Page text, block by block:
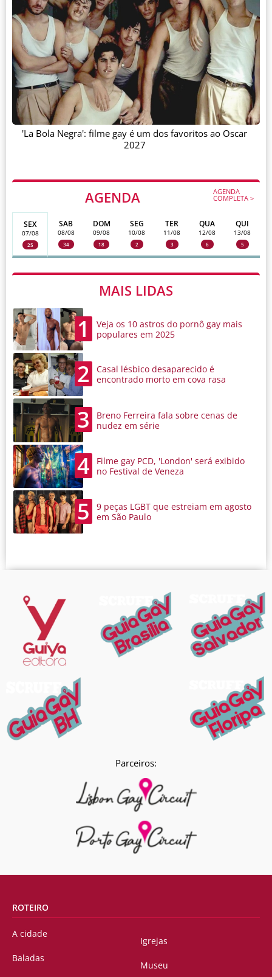
AGENDA AGENDA
COMPLETA >
SEX
07/08
25
SAB
08/08
34
DOM
09/08
18
SEG
10/08
2
TER
11/08
3
QUA
12/08
6
QUI
13/08
5
MAIS LIDAS
1
Veja os 10 astros do pornô gay mais
populares em 2025
2
Casal lésbico desaparecido é
encontrado morto em cova rasa
3
Breno Ferreira fala sobre cenas de
nudez em série
4
Filme gay PCD, 'London' será exibido
no Festival de Veneza
5
9 peças LGBT que estreiam em agosto
em São Paulo
'La Bola Negra': filme gay é um dos favoritos ao Oscar
2027
Parceiros:
ROTEIRO
A cidade
Baladas
Igrejas
Museu